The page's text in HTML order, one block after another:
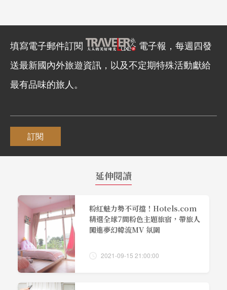
填寫電子郵件訂閱
電子報，每週四發
送最新國內外旅遊資訊，以及不定期特殊活動獻給
最有品味的旅人。
訂閱
延伸閱讀
粉紅魅力勢不可擋！Hotels.com
精選全球7間粉色主題旅宿，帶旅人
闖進夢幻韓流MV 氛圍
2021-09-15 21:00:00